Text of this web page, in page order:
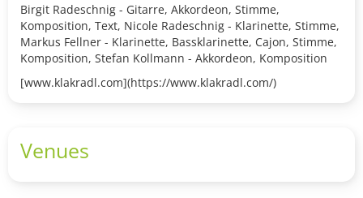
Birgit Radeschnig - Gitarre, Akkordeon, Stimme,
Komposition, Text, Nicole Radeschnig - Klarinette, Stimme,
Markus Fellner - Klarinette, Bassklarinette, Cajon, Stimme,
Komposition, Stefan Kollmann - Akkordeon, Komposition
​[www.klakradl.com](https://www.klakradl.com/)
Venues